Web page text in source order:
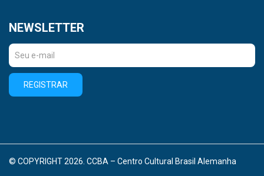
NEWSLETTER
REGISTRAR
© COPYRIGHT 2026. CCBA – Centro Cultural Brasil Alemanha